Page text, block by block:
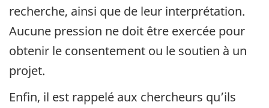
recherche, ainsi que de leur interprétation.
Aucune pression ne doit être exercée pour
obtenir le consentement ou le soutien à un
projet.
Enfin, il est rappelé aux chercheurs qu’ils